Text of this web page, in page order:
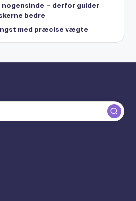
nogensinde – derfor guider
bedre
med præcise vægte